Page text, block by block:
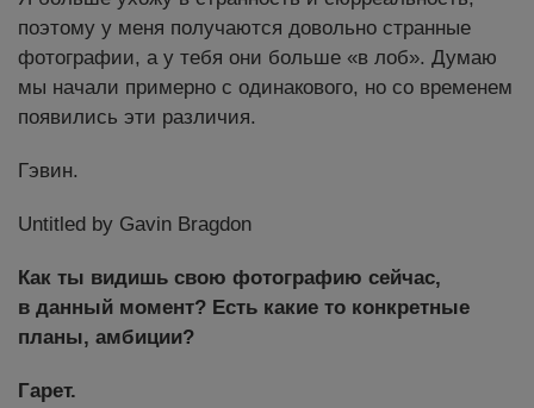
поэтому у меня получаются довольно странные
фотографии, а у тебя они больше «в лоб». Думаю
мы начали примерно с одинакового, но со временем
появились эти различия.
Гэвин.
Untitled by Gavin Bragdon
Как ты видишь свою фотографию сейчас,
в данный момент? Есть какие то конкретные
планы, амбиции?
Гарет.